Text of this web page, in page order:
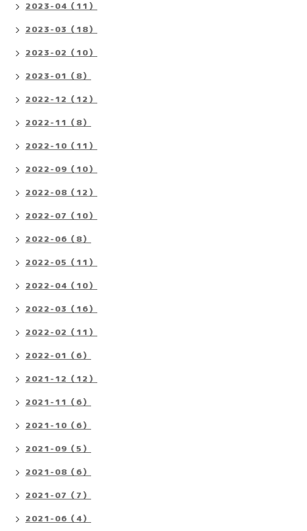
2023-04（11）
2023-03（18）
2023-02（10）
2023-01（8）
2022-12（12）
2022-11（8）
2022-10（11）
2022-09（10）
2022-08（12）
2022-07（10）
2022-06（8）
2022-05（11）
2022-04（10）
2022-03（16）
2022-02（11）
2022-01（6）
2021-12（12）
2021-11（6）
2021-10（6）
2021-09（5）
2021-08（6）
2021-07（7）
2021-06（4）